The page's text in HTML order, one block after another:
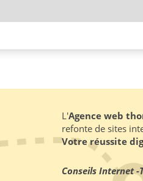
L'Agence web
refonte de sites
Votre réussite
Conseils Internet-